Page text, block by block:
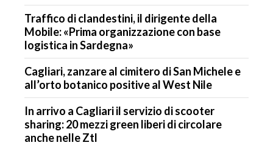
Traffico di clandestini, il dirigente della
Mobile: «Prima organizzazione con base
logistica in Sardegna»
Cagliari, zanzare al cimitero di San Michele e
all’orto botanico positive al West Nile
In arrivo a Cagliari il servizio di scooter
sharing: 20 mezzi green liberi di circolare
anche nelle Ztl